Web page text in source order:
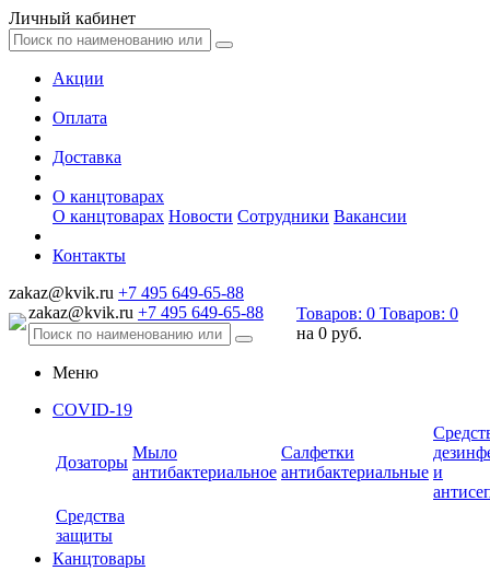
Личный кабинет
Акции
Оплата
Доставка
О канцтоварах
О канцтоварах Новости Сотрудники Вакансии
Контакты
zakaz@kvik.ru +7 495 649-65-88
zakaz@kvik.ru +7 495 649-65-88 Товаров: 0 Товаров: 0
на 0 руб.
Меню
COVID-19
Дозаторы
Мыло
антибактериальное
Салфетки
антибактериальные и
Средства
защиты
Канцтовары